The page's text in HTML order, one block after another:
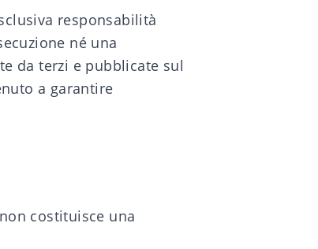
responsabilità
né una
da terzi e pubblicate sul
a garantire
costituisce una